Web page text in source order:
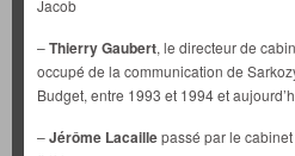
Jacob
–Thierry Gaubert, le directeur de
occupé de la communication de
Budget, entre 1993 et 1994 et
–Jérôme Lacaillepassé par le